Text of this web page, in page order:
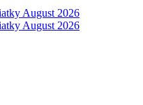
August 2026
August 2026